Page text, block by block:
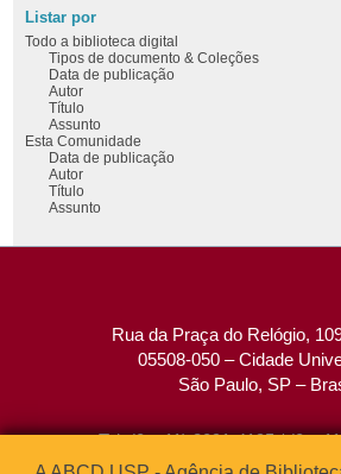
Listar por
Todo a biblioteca digital
Tipos de documento & Coleções
Data de publicação
Autor
Título
Assunto
Esta Comunidade
Data de publicação
Autor
Título
Assunto
Rua da Praça do Relógio,
05508-050 – Cidade
São Paulo, SP –
Tel: (0xx11) 3091-4195 /
Fax: (0xx11) 3091-